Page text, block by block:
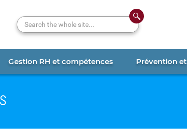
Search the whole
Gestion RH et compétences Prévention